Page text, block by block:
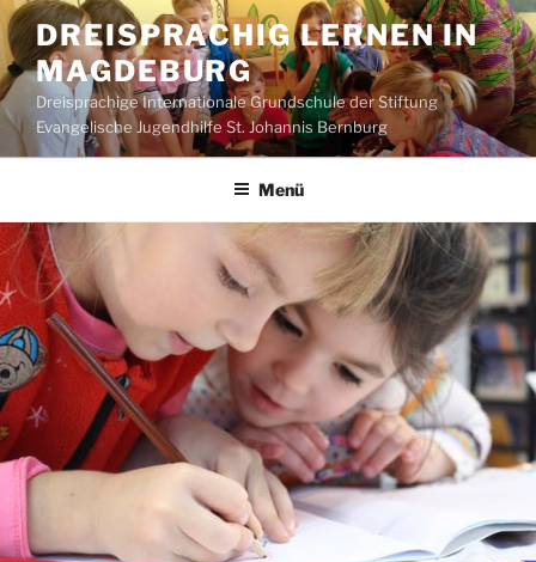
Zum
Inhalt
springen
DREISPRACHIG LERNEN IN
MAGDEBURG
Dreisprachige Internationale Grundschule der Stiftung
Evangelische Jugendhilfe St. Johannis Bernburg
Menü